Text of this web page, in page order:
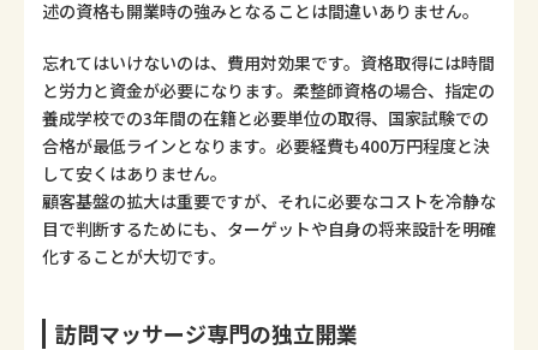
述の資格も開業時の強みとなることは間違いありません。
忘れてはいけないのは、費用対効果です。資格取得には時間
と労力と資金が必要になります。柔整師資格の場合、指定の
養成学校での3年間の在籍と必要単位の取得、国家試験での
合格が最低ラインとなります。必要経費も400万円程度と決
して安くはありません。
顧客基盤の拡大は重要ですが、それに必要なコストを冷静な
目で判断するためにも、ターゲットや自身の将来設計を明確
化することが大切です。
訪問マッサージ専門の独立開業